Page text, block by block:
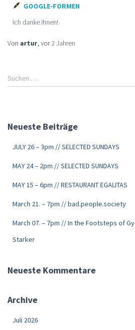
GOOGLE-FORMEN
Ich danke Ihnen!
Von artur, vor2 Jahren
Suchen …
Neueste Beiträge
JULY 26 – 3pm // SELECTED SUNDAYS
MAY 24 – 2pm // SELECTED SUNDAYS
MAY 15 – 6pm // RESTAURANT EGALITAS
March 21. – 7pm // bad.people.society
March 07. – 7pm // In the Footsteps of
Starker
Neueste Kommentare
Archive
Juli 2026